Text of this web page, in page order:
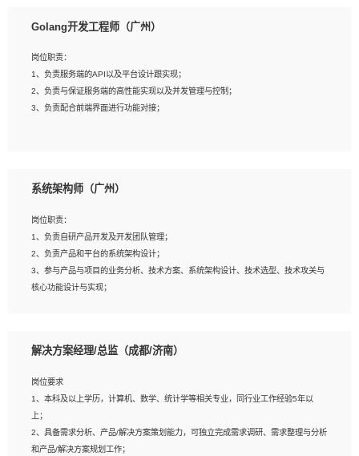
2、熟悉PostgreSQL、redis、MongoDB、ElasticSearch等开源数据库运维管理，
4、熟悉Hadoop、HBASE、Spark等大数据平台优先。
5、熟悉linux或任意一种unix操作系统，如有较强操作系统侧工作经验者优先。
6、具备丰富的项目实施经验，较强的自我学习能力。
Golang开发工程师（广州）
岗位职责：
1、负责服务端的API以及平台设计跟实现；
2、负责与保证服务端的高性能实现以及并发管理与控制；
3、负责配合前端界面进行功能对接；
2、1年以上Golang开发工作经验，能独立完成相应项目开发；
与实现，熟悉常用开源框架及设计模式；
4、熟悉Golang、连接池、消息队列等组件使用、熟悉后端开发、测试、调试流程
跟工具使用；
5、对技术有激情，喜欢钻研，能快速接受和掌握新技术，学习能力和工作责任心
强，良好的沟通表达能力和团队协作能力。
系统架构师（广州）
岗位职责：
1、负责自研产品开发及开发团队管理；
2、负责产品和平台的系统架构设计；
3、参与产品与项目的业务分析、技术方案、系统架构设计、技术选型、技术攻关与
核心功能设计与实现；
岗位要求：
1、全日制统招本科及以上学历，计算机相关专业毕业，5年以上开发工作经验；
2、具有扎实的java编程功底和良好的编码习惯，有分布式、多线程及高并发系统开
发经验和性能调优经验尤佳；熟悉JVM调优；掌握基础中间件、基础架构方案和云
解决方案经理/总监（成都/济南）
岗位要求
1、本科及以上学历，计算机、数学、统计学等相关专业，同行业工作经验5年以
上；
2、具备需求分析、产品/解决方案策划能力，可独立完成需求调研、需求整理与分析
和产品/解决方案规划工作；